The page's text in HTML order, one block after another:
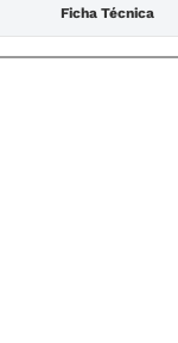
Ficha Técnica